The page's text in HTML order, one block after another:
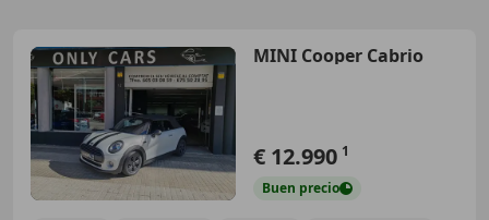
MINI Cooper Cabrio
€ 12.990 1
Buen precio